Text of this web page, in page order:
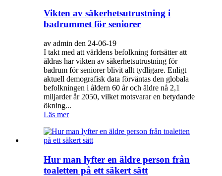
Vikten av säkerhetsutrustning i
badrummet för seniorer
av admin den 24-06-19
I takt med att världens befolkning fortsätter att
åldras har vikten av säkerhetsutrustning för
badrum för seniorer blivit allt tydligare. Enligt
aktuell demografisk data förväntas den globala
befolkningen i åldern 60 år och äldre nå 2,1
miljarder år 2050, vilket motsvarar en betydande
ökning...
Läs mer
Hur man lyfter en äldre person från
toaletten på ett säkert sätt